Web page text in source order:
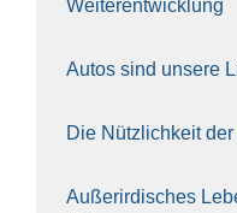
Wei­ter­ent­wick­lung
Autos sind unse­re
Die Nütz­lich­keit
Außer­ir­di­sches